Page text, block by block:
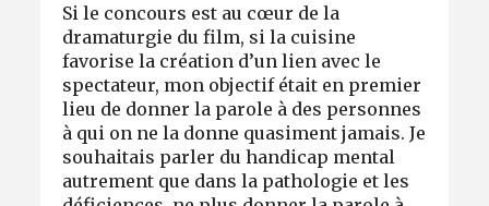
Si le concours est au cœur de la
dramaturgie du film, si la cuisine
favorise la création d’un lien avec le
spectateur, mon objectif était en premier
lieu de donner la parole à des personnes
à qui on ne la donne quasiment jamais. Je
souhaitais parler du handicap mental
autrement que dans la pathologie et les